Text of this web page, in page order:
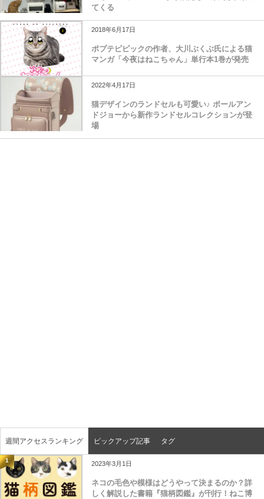
てくる
2018年6月17日
ポプテピピックの作者、大川ぶくぶ氏による猫
マンガ「今夜はねこちゃん」単行本1巻が発売
2022年4月17日
猫デザインのランドセルも可愛い♪ ポールアン
ドジョーから新作ランドセルコレクションが登
場
週間アクセスランキング ピックアップ記事 タグ
1 2023年3月1日
ネコの毛色や模様はどうやって決まるのか？詳
しく解説した書籍『猫柄図鑑』が刊行！ねこ博